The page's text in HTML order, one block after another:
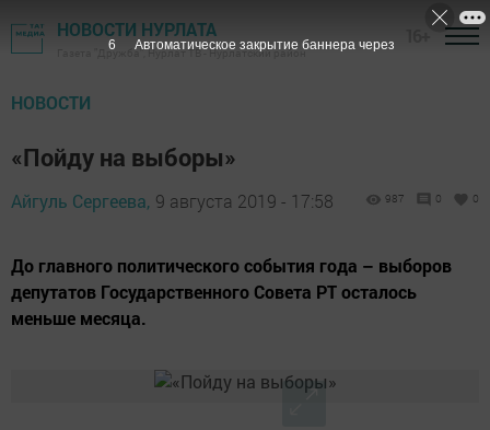
НОВОСТИ НУРЛАТА
Газета "Дружба", Нурлат ТВ - Нурлатский район
НОВОСТИ
«Пойду на выборы»
Айгуль Сергеева, 9 августа 2019 - 17:58 987 0 0
До главного политического события года – выборов
депутатов Государственного Совета РТ осталось
меньше месяца.
5 Автоматическое закрытие баннера через